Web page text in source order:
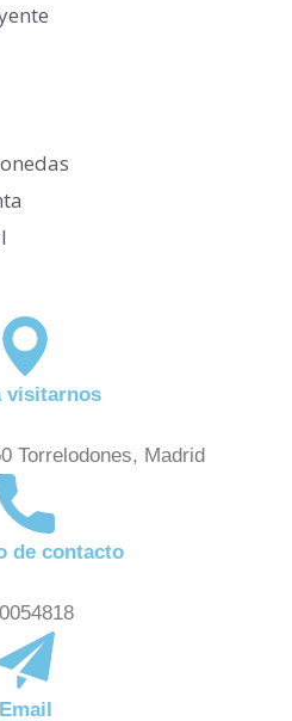
visitarnos
Torrelodones, Madrid
de contacto
Email